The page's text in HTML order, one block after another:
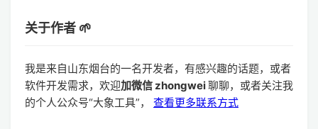
关于作者 🌱
我是来自山东烟台的一名开发者，有感兴趣的话题，或者
软件开发需求，欢迎加微信 zhongwei聊聊，或者关注我
的个人公众号“大象工具”， 查看更多联系方式